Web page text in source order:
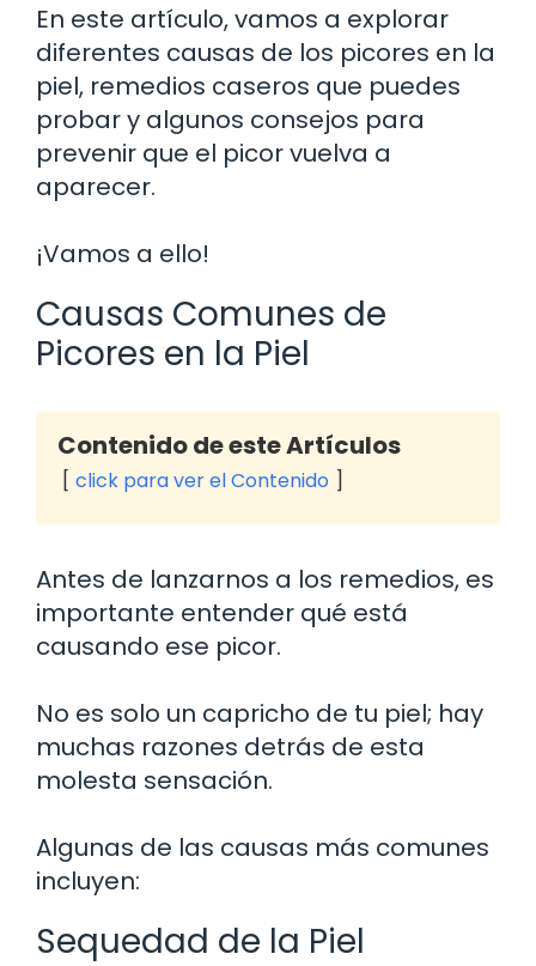
En este artículo, vamos a explorar
diferentes causas de los picores en la
piel, remedios caseros que puedes
probar y algunos consejos para
prevenir que el picor vuelva a
aparecer.
¡Vamos a ello!
Causas Comunes de
Picores en la Piel
Contenido de este Artículos
click para ver el Contenido
Antes de lanzarnos a los remedios, es
importante entender qué está
causando ese picor.
No es solo un capricho de tu piel; hay
muchas razones detrás de esta
molesta sensación.
Algunas de las causas más comunes
incluyen:
Sequedad de la Piel